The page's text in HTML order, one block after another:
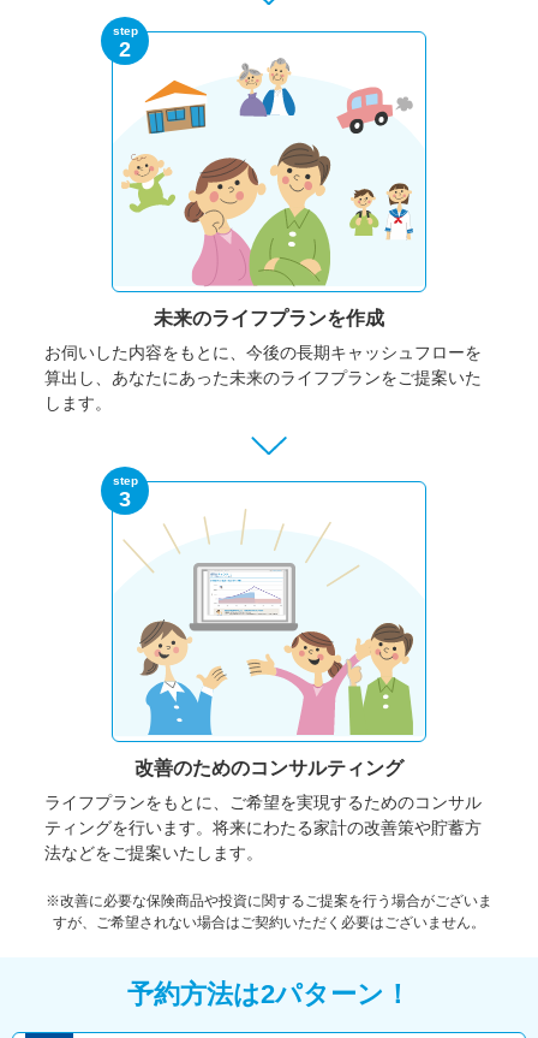
step
2
未来のライフプランを作成
お伺いした内容をもとに、今後の長期キャッシュフローを
算出し、あなたにあった未来のライフプランをご提案いた
します。
step
3
改善のためのコンサルティング
ライフプランをもとに、ご希望を実現するためのコンサル
ティングを行います。将来にわたる家計の改善策や貯蓄方
法などをご提案いたします。
※改善に必要な保険商品や投資に関するご提案を行う場合がございま
すが、ご希望されない場合はご契約いただく必要はございません。
予約方法は2パターン！